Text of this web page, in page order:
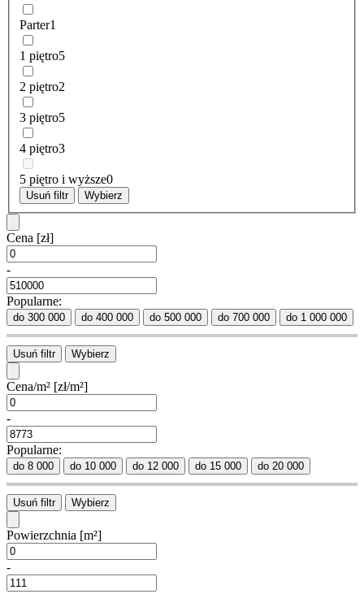
Parter1
1 piętro5
2 piętro2
3 piętro5
4 piętro3
5 piętro i wyższe0
Usuń filtr Wybierz
Cena [zł]
-
Popularne:
do 300 000 do 400 000 do 500 000 do 700 000 do 1 000 000
Usuń filtr Wybierz
Cena/m² [zł/m²]
-
Popularne:
do 8 000 do 10 000 do 12 000 do 15 000 do 20 000
Usuń filtr Wybierz
Powierzchnia [m²]
-